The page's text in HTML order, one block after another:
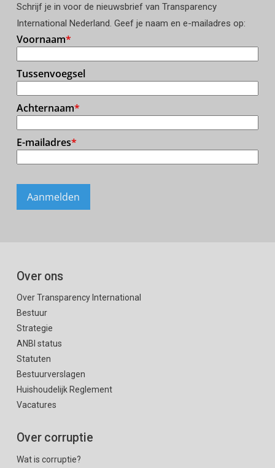
Schrijf je in voor de nieuwsbrief van Transparency
International Nederland. Geef je naam en e-mailadres op:
Over ons
Over Transparency International
Bestuur
Strategie
ANBI status
Statuten
Bestuurverslagen
Huishoudelijk Reglement
Vacatures
Over corruptie
Wat is corruptie?